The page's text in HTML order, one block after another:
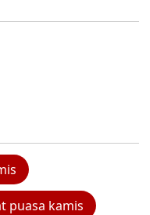
puasa kamis